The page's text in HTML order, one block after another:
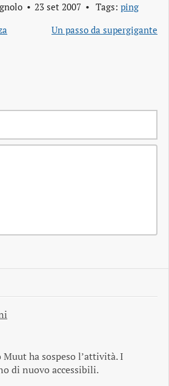
23 set 2007 Tags: ping
Un passo da supergigante
ha sospeso l’attività. I
di nuovo accessibili.